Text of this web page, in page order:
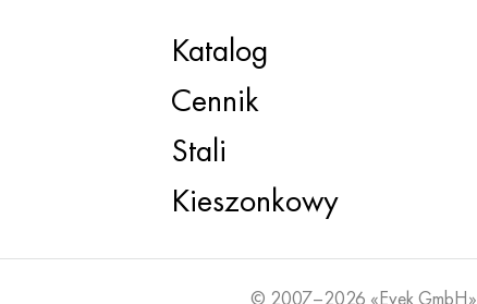
Katalog
Cennik
Stali
Kieszonkowy
© 2007–2026 «Evek GmbH»